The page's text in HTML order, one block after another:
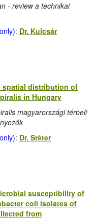
- review a technikai
: Dr. Kulcsár
spatial distribution of
in Hungary
magyarországi térbeli
: Dr. Sréter
susceptibility of
coli isolates of
from